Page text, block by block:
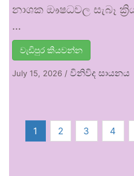
නාශක ඖෂධවල සැබෑ
…
වැඩිපුර කියවන්න
July 15, 2026 / විනිවිද සායනය
1 2 3 4